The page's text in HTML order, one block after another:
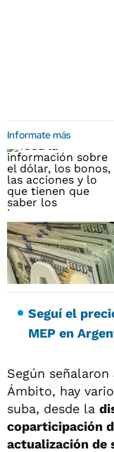
Informate más
Seguí el
MEP en
Según señalaron
Ámbito, hay
suba, desde la
coparticipación
actualización de